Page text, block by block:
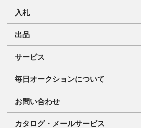
入札
出品
サービス
毎日オークションについて
お問い合わせ
カタログ・メールサービス